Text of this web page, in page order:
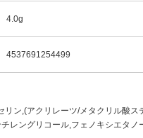
4.0g
4537691254499
リン,(アクリレーツ/メタクリル酸ス
レングリコール,フェノキシエタノ